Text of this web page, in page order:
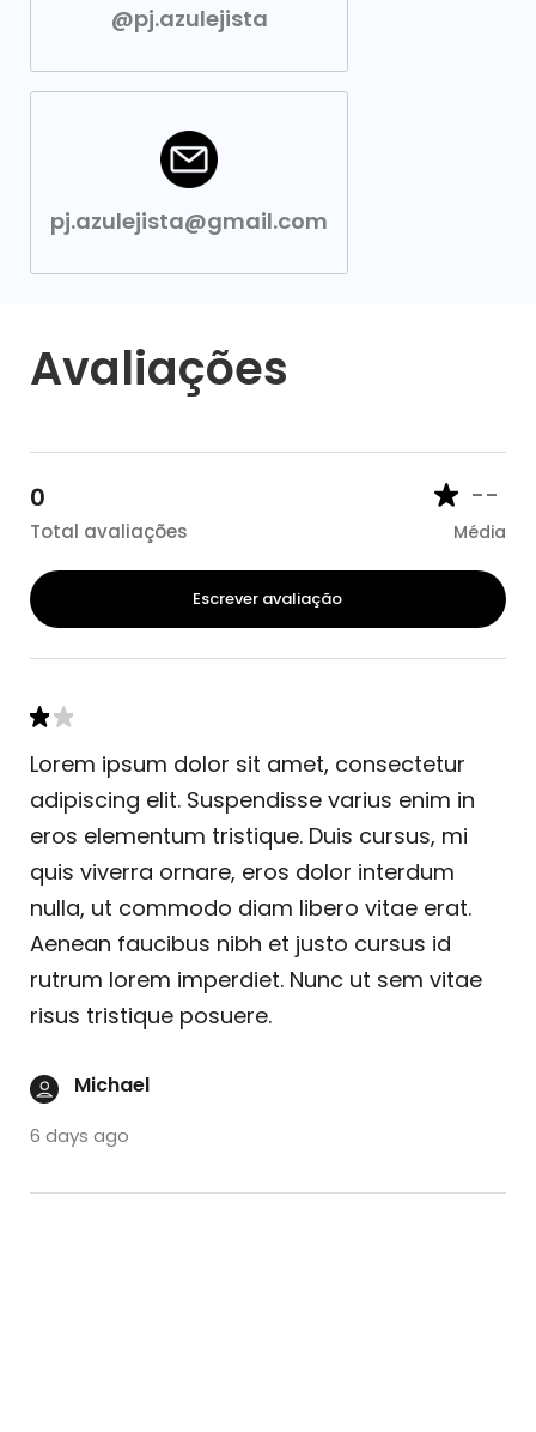
@pj.azulejista
pj.azulejista@gmail.com
Avaliações
0
Total avaliações
--
Média
Escrever avaliação
Lorem ipsum dolor sit amet, consectetur
adipiscing elit. Suspendisse varius enim in
eros elementum tristique. Duis cursus, mi
quis viverra ornare, eros dolor interdum
nulla, ut commodo diam libero vitae erat.
Aenean faucibus nibh et justo cursus id
rutrum lorem imperdiet. Nunc ut sem vitae
risus tristique posuere.
Michael
6 days ago